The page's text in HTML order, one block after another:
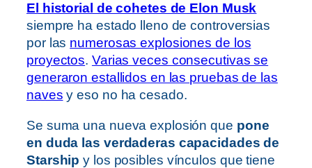
El historial de cohetes de Elon Musk
siempre ha estado lleno de controversias
por las numerosas explosiones de los
proyectos. Varias veces consecutivas se
generaron estallidos en las pruebas de las
naves y eso no ha cesado.
Se suma una nueva explosión que pone
en duda las verdaderas capacidades de
Starship y los posibles vínculos que tiene